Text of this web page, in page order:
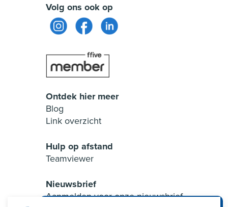
Volg ons ook op
Ontdek hier meer
Blog
Link overzicht
Hulp op afstand
Teamviewer
Nieuwsbrief
Aanmelden voor onze nieuwsbrief